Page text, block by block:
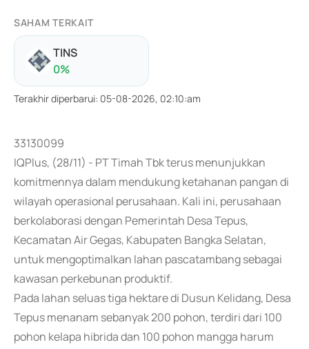
SAHAM TERKAIT
TINS
0%
Terakhir diperbarui: 05-08-2026, 02:10:am
33130099
IQPlus, (28/11) - PT Timah Tbk terus menunjukkan
komitmennya dalam mendukung ketahanan pangan di
wilayah operasional perusahaan. Kali ini, perusahaan
berkolaborasi dengan Pemerintah Desa Tepus,
Kecamatan Air Gegas, Kabupaten Bangka Selatan,
untuk mengoptimalkan lahan pascatambang sebagai
kawasan perkebunan produktif.
Pada lahan seluas tiga hektare di Dusun Kelidang, Desa
Tepus menanam sebanyak 200 pohon, terdiri dari 100
pohon kelapa hibrida dan 100 pohon mangga harum